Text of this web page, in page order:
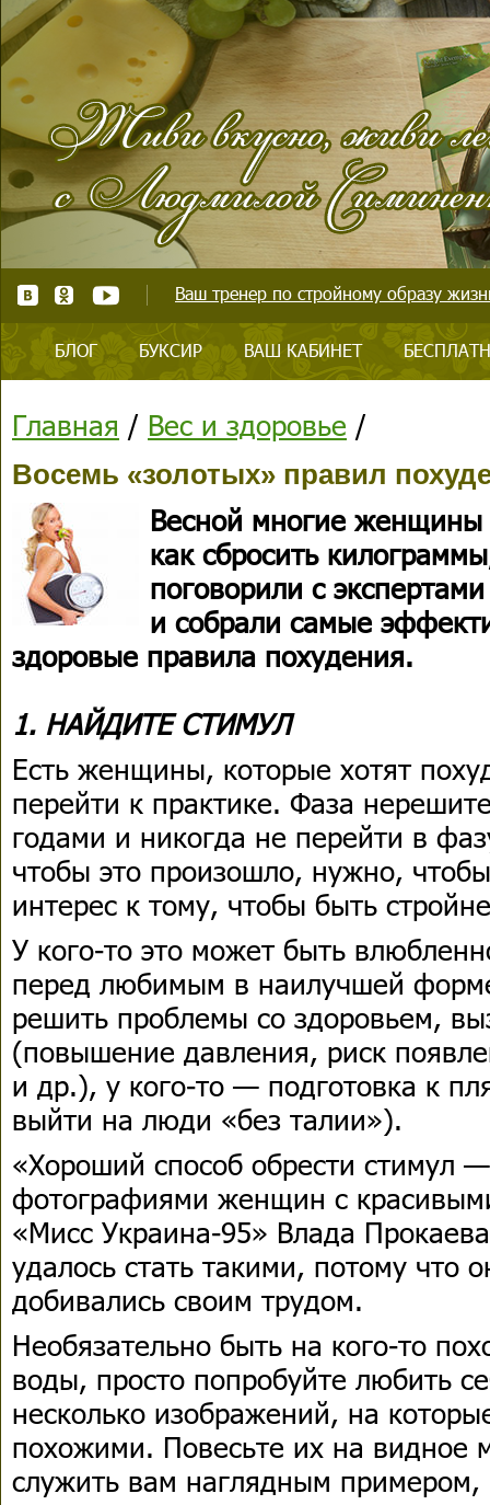
Ваш тренер по стройному образу
БЛОГ БУКСИР ВАШ КАБИНЕТ
Главная / Вес и здоровье /
Восемь «золотых» правил
Весной многие
как сбросить
поговорили с
и собрали самые
здоровые правила похудения.
1. НАЙДИТЕ СТИМУЛ
Есть женщины, которые хотят
перейти к практике. Фаза
годами и никогда не перейти в
чтобы это произошло, нужно,
интерес к тому, чтобы быть
У кого-то это может быть
перед любимым в наилучшей
решить проблемы со здоровьем,
(повышение давления, риск
и др.), у кого-то — подготовка к
выйти на люди «без талии»).
«Хороший способ обрести стимул
фотографиями женщин с
«Мисс Украина-95» Влада
удалось стать такими, потому что
добивались своим трудом.
Необязательно быть на кого-то
воды, просто попробуйте любить
несколько изображений, на
похожими. Повесьте их на видное
служить вам наглядным